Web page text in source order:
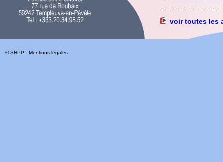
voir toutes les
© SHPP - Mentions légales